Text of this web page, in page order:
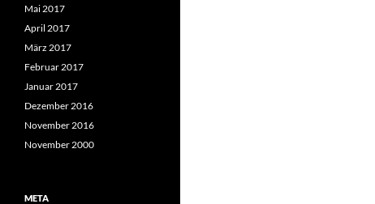
Mai 2017
April 2017
März 2017
Februar 2017
Januar 2017
Dezember 2016
November 2016
November 2000
META